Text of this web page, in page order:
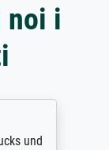
noi i
und